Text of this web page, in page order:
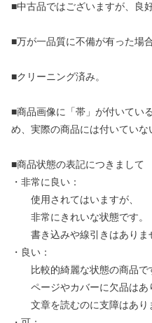
■中古品ではございますが、良
■万が一品質に不備が有った場
■クリーニング済み。
■商品画像に「帯」が付いてい
め、実際の商品には付いていな
■商品状態の表記につきまして
・非常に良い：
使用されてはいますが、
非常にきれいな状態です。
書き込みや線引きはありま
・良い：
比較的綺麗な状態の商品で
ページやカバーに欠品はあ
文章を読むのに支障はあり